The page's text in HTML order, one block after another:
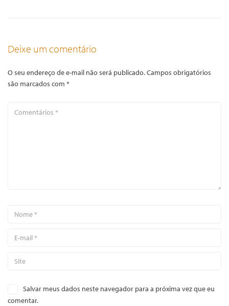
Deixe um comentário
O seu endereço de e-mail não será publicado.Campos obrigatórios
são marcados com *
Salvar meus dados neste navegador para a próxima vez que eu
comentar.